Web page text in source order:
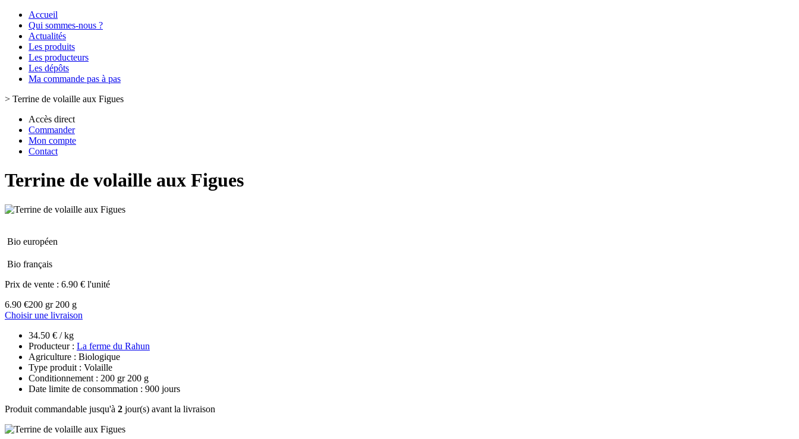
Accueil
Qui sommes-nous ?
Actualités
Les produits
Les producteurs
Les dépôts
Ma commande pas à pas
> Terrine de volaille aux Figues
Accès direct
Commander
Mon compte
Contact
Terrine de volaille aux Figues
Bio européen
Bio français
Prix de vente : 6.90 € l'unité
6.90 €200 gr 200 g
Choisir une livraison
34.50 € / kg
Producteur : La ferme du Rahun
Agriculture : Biologique
Type produit : Volaille
Conditionnement : 200 gr 200 g
Date limite de consommation : 900 jours
Produit commandable jusqu'à 2 jour(s) avant la livraison